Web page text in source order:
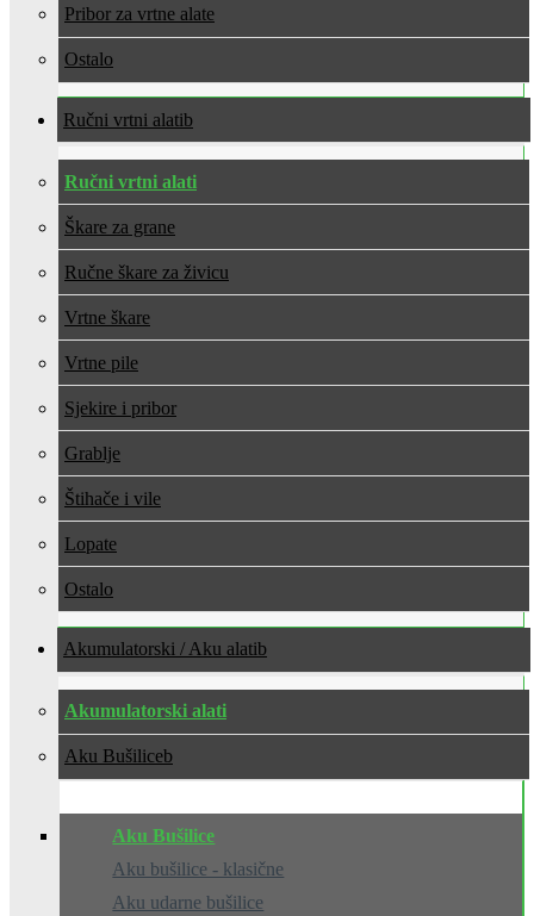
Pribor za vrtne alate
Ostalo
Ručni vrtni alati
Ručni vrtni alati
Škare za grane
Ručne škare za živicu
Vrtne škare
Vrtne pile
Sjekire i pribor
Grablje
Štihače i vile
Lopate
Ostalo
Akumulatorski / Aku alati
Akumulatorski alati
Aku Bušilice
Aku Bušilice
Aku bušilice - klasične
Aku udarne bušilice